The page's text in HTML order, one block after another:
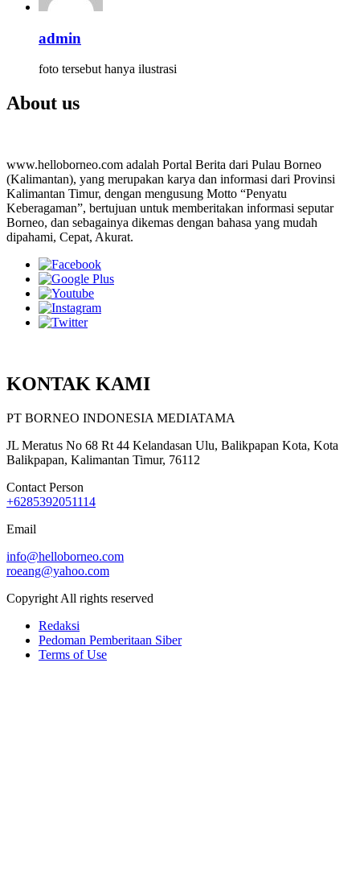
admin
foto tersebut hanya ilustrasi
About us
www.helloborneo.com adalah Portal Berita dari Pulau Borneo
(Kalimantan), yang merupakan karya dan informasi dari Provinsi
Kalimantan Timur, dengan mengusung Motto “Penyatu
Keberagaman”, bertujuan untuk memberitakan informasi seputar
Borneo, dan sebagainya dikemas dengan bahasa yang mudah
dipahami, Cepat, Akurat.
KONTAK KAMI
PT BORNEO INDONESIA MEDIATAMA
JL Meratus No 68 Rt 44 Kelandasan Ulu, Balikpapan Kota, Kota
Balikpapan, Kalimantan Timur, 76112
Contact Person
+6285392051114
Email
info@helloborneo.com
roeang@yahoo.com
Copyright All rights reserved
Redaksi
Pedoman Pemberitaan Siber
Terms of Use